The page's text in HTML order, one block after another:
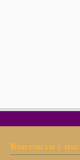
Контакти с нас